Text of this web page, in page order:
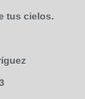
tus cielos.